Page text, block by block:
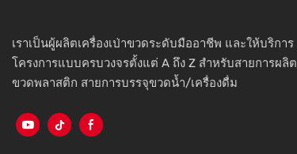
เราเป็นผู้ผลิตเครื่องเป่าขวดระดับมืออาชีพ และให้บริการ
โครงการแบบครบวงจรตั้งแต่ A ถึง Z สำหรับสายการผลิต
ขวดพลาสติก สายการบรรจุขวดน้ำ/เครื่องดื่ม